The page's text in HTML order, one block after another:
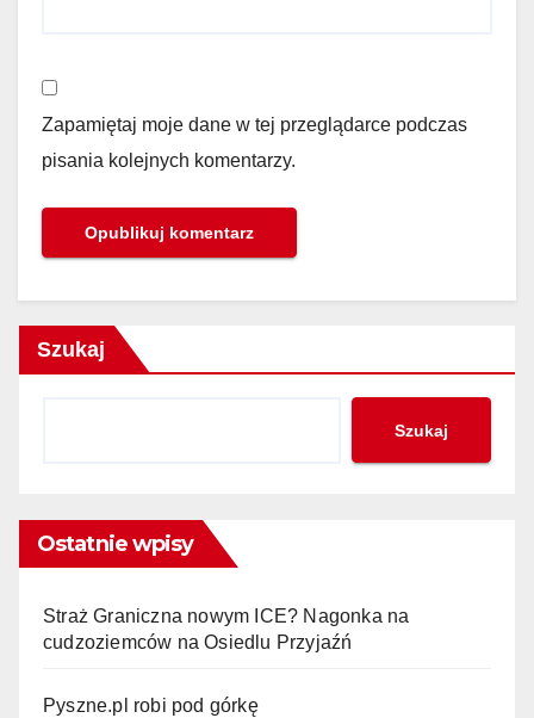
Zapamiętaj moje dane w tej przeglądarce podczas
pisania kolejnych komentarzy.
Szukaj
Szukaj
Ostatnie wpisy
Straż Graniczna nowym ICE? Nagonka na
cudzoziemców na Osiedlu Przyjaźń
Pyszne.pl robi pod górkę